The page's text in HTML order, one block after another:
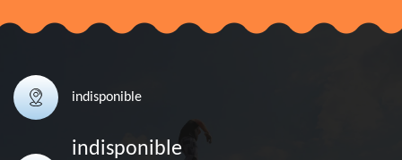
indisponible
indisponible